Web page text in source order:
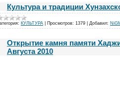
Культура и традиции
КУЛЬТУРА Просмотров: 1379 Добавил:
Открытие камня памяти
Августа 2010